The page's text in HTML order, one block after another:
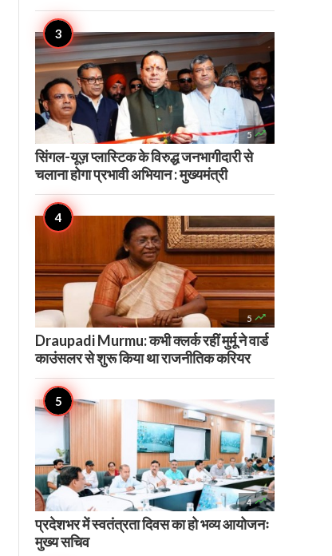
5 
सिंगल-यूज़ प्लास्टिक के विरुद्ध जनभागीदारी से
चलाना होगा प्रभावी अभियान : मुख्यमंत्री
5 
Draupadi Murmu: कभी क्लर्क रहीं मुर्मू ने वार्ड
काउंसलर से शुरू किया था राजनीतिक करियर
4 
प्रदेशभर में स्वतंत्रता दिवस का हो भव्य आयोजनः
मुख्य सचिव